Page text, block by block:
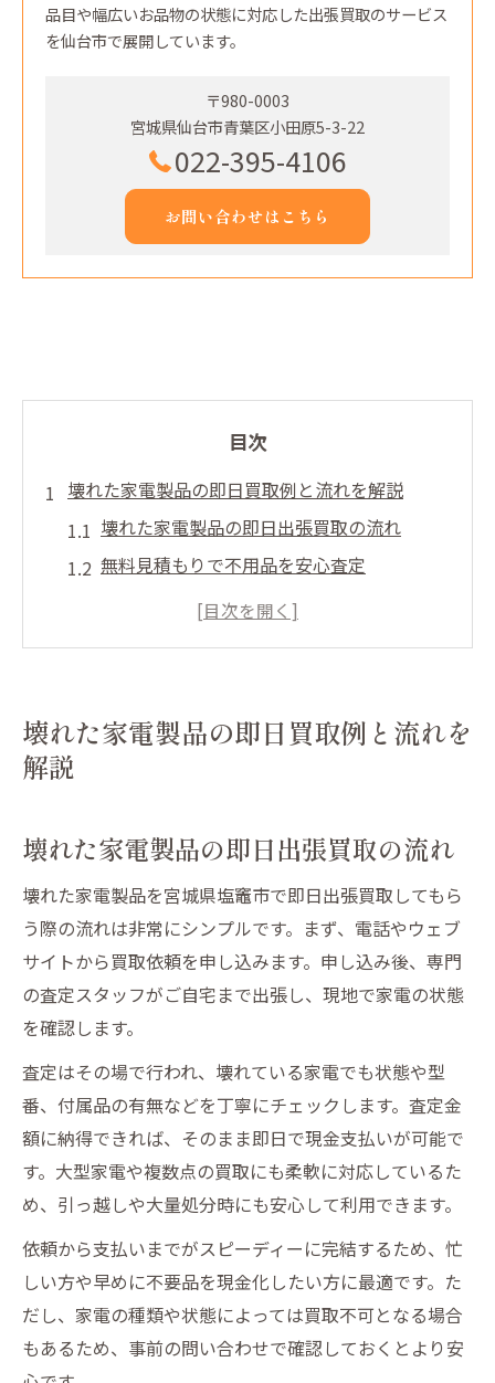
品目や幅広いお品物の状態に対応した出張買取のサービス
を仙台市で展開しています。
〒980-0003
宮城県仙台市青葉区小田原5-3-22
022-395-4106
お問い合わせはこちら
目次
壊れた家電製品の即日買取例と流れを解説
壊れた家電製品の即日出張買取の流れ
無料見積もりで不用品を安心査定
即日現金支払いが叶う買取サービス
手軽な出張買取で不用品を現金化する方法
出張買取で不用品を効率よく現金化
即日現金支払いの流れとメリット
不用品の出張買取で時間を有効活用
安心できる無料見積もりのポイントと注意点
無料見積もりで壊れた家電を適正評価
不用品の買取相談は鑑定堂が安心
見積もり後の即日現金支払いの流れ
追加費用なしの明朗会計で安心感
出張買取なら鑑定堂にご相談下さいの理由
鑑定堂の壊れた家電出張買取が選ばれる理
由
不用品の無料見積もりが安心ポイント
即日現金支払い対応の高い利便性
経験豊富なスタッフによる正確な査定
壊れた家電製品の即日買取例と流れを
解説
壊れた家電製品の即日出張買取の流れ
壊れた家電製品を宮城県塩竈市で即日出張買取してもら
う際の流れは非常にシンプルです。まず、電話やウェブ
サイトから買取依頼を申し込みます。申し込み後、専門
の査定スタッフがご自宅まで出張し、現地で家電の状態
を確認します。
査定はその場で行われ、壊れている家電でも状態や型
番、付属品の有無などを丁寧にチェックします。査定金
額に納得できれば、そのまま即日で現金支払いが可能で
す。大型家電や複数点の買取にも柔軟に対応しているた
め、引っ越しや大量処分時にも安心して利用できます。
依頼から支払いまでがスピーディーに完結するため、忙
しい方や早めに不要品を現金化したい方に最適です。た
だし、家電の種類や状態によっては買取不可となる場合
もあるため、事前の問い合わせで確認しておくとより安